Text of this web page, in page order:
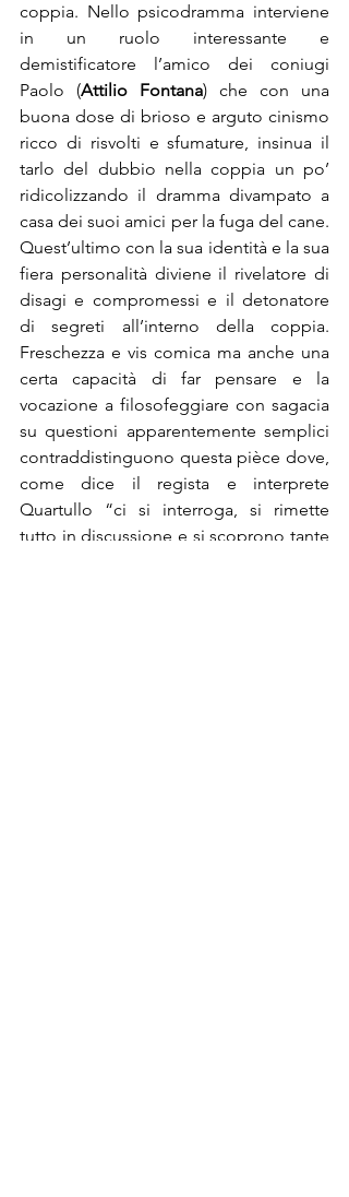
coppia. Nello psicodramma interviene
in un ruolo interessante e
demistificatore l’amico dei coniugi
Paolo (Attilio Fontana) che con una
buona dose di brioso e arguto cinismo
ricco di risvolti e sfumature, insinua il
tarlo del dubbio nella coppia un po’
ridicolizzando il dramma divampato a
casa dei suoi amici per la fuga del cane.
Quest’ultimo con la sua identità e la sua
fiera personalità diviene il rivelatore di
disagi e compromessi e il detonatore
di segreti all’interno della coppia.
Freschezza e vis comica ma anche una
certa capacità di far pensare e la
vocazione a filosofeggiare con sagacia
su questioni apparentemente semplici
contraddistinguono questa pièce dove,
come dice il regista e interprete
Quartullo “ci si interroga, si rimette
tutto in discussione e si scoprono tante